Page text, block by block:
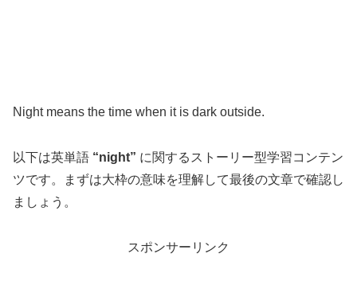
Night means the time when it is dark outside.
以下は英単語 “night” に関するストーリー型学習コンテン
ツです。まずは大枠の意味を理解して最後の文章で確認し
ましょう。
スポンサーリンク